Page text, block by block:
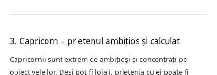
3. Capricorn – prietenul ambițios și calculat
Capricornii sunt extrem de ambițioși și concentrați pe
obiectivele lor. Deși pot fi loiali, prietenia cu ei poate fi